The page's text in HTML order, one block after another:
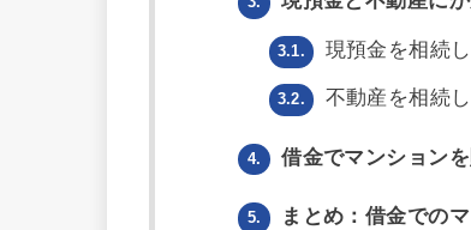
3.1. 現預金を相続
3.2. 不動産を相続
4. 借金でマンション
5. まとめ：借金での